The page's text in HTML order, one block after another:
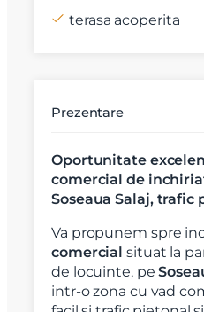
terasa acoperita
Prezentare
Oportunitate
comercial de
Soseaua Salaj, trafic
Va propunem spre
comercial situat la
de locuinte, pe
intr-o zona cu vad